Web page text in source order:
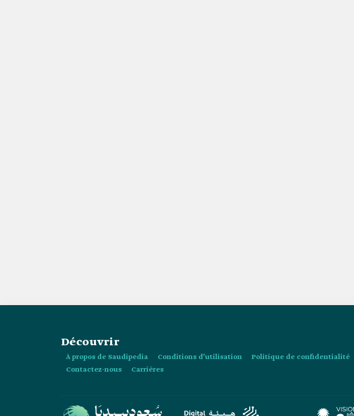
Découvrir
À propos de Saudipedia Conditions d’utilisation Politique de confidentialité
Contactez-nous
Carrières